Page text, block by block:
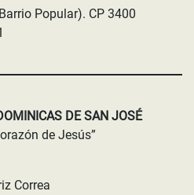
Popular). CP 3400
DE SAN JOSÉ
de Jesús”
Correa